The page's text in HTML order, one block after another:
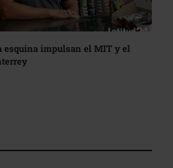
esquina impulsan el MIT y el